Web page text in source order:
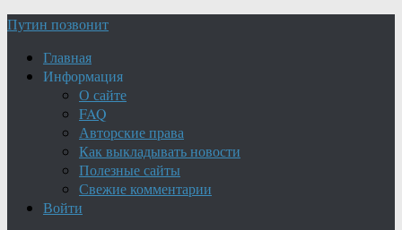
Путин позвонит
Главная
Информация
О сайте
FAQ
Авторские права
Как выкладывать новости
Полезные сайты
Свежие комментарии
Войти